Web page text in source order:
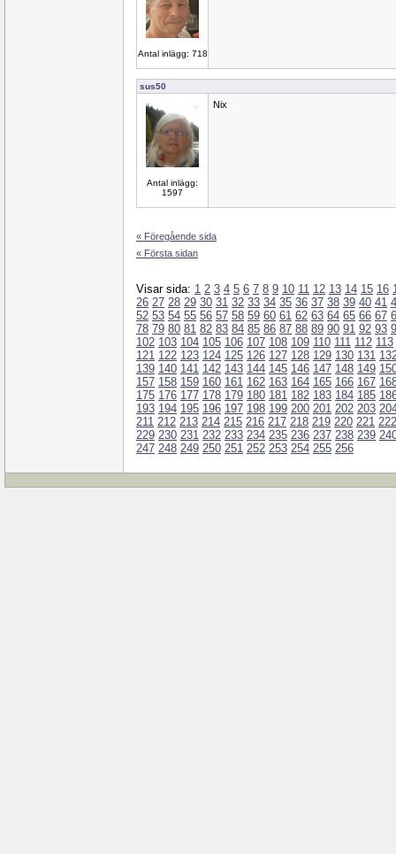
Antal inlägg: 718
sus50
Antal inlägg:
1597
Nix
« Föregående sida
« Första sidan
Visar sida: 1 2 3 4 5 6 7 8 9 10 11 12 13 14 15 16
26 27 28 29 30 31 32 33 34 35 36 37 38 39 40 41
52 53 54 55 56 57 58 59 60 61 62 63 64 65 66 67
78 79 80 81 82 83 84 85 86 87 88 89 90 91 92 93
102 103 104 105 106 107 108 109 110 111 112 113
121 122 123 124 125 126 127 128 129 130 131
139 140 141 142 143 144 145 146 147 148 149
157 158 159 160 161 162 163 164 165 166 167
175 176 177 178 179 180 181 182 183 184 185
193 194 195 196 197 198 199 200 201 202 203
211 212 213 214 215 216 217 218 219 220 221 222
229 230 231 232 233 234 235 236 237 238 239
247 248 249 250 251 252 253 254 255 256